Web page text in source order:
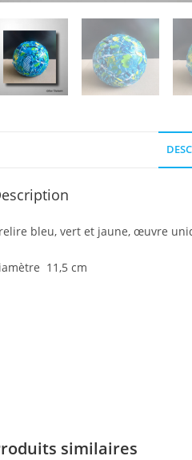
bleu, vert et jaune, œuvre
11,5 cm
similaires